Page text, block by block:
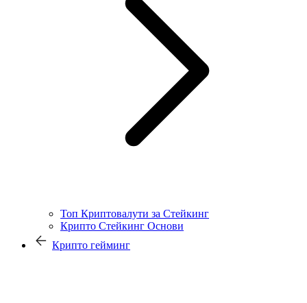
Топ Криптовалути за Стейкинг
Крипто Стейкинг Основи
Крипто гейминг